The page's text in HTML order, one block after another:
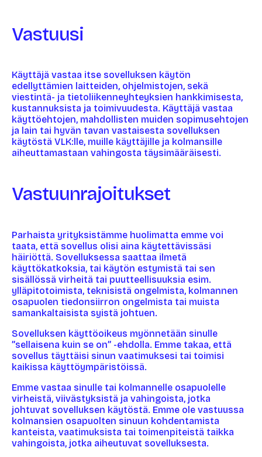
Vastuusi
Käyttäjä vastaa itse sovelluksen käytön
edellyttämien laitteiden, ohjelmistojen, sekä
viestintä- ja tietoliikenneyhteyksien hankkimisesta,
kustannuksista ja toimivuudesta. Käyttäjä vastaa
käyttöehtojen, mahdollisten muiden sopimusehtojen
ja lain tai hyvän tavan vastaisesta sovelluksen
käytöstä VLK:lle, muille käyttäjille ja kolmansille
aiheuttamastaan vahingosta täysimääräisesti.
Vastuunrajoitukset
Parhaista yrityksistämme huolimatta emme voi
taata, että sovellus olisi aina käytettävissäsi
häiriöttä. Sovelluksessa saattaa ilmetä
käyttökatkoksia, tai käytön estymistä tai sen
sisällössä virheitä tai puutteellisuuksia esim.
ylläpitotoimista, teknisistä ongelmista, kolmannen
osapuolen tiedonsiirron ongelmista tai muista
samankaltaisista syistä johtuen.
Sovelluksen käyttöoikeus myönnetään sinulle
”sellaisena kuin se on” -ehdolla. Emme takaa, että
sovellus täyttäisi sinun vaatimuksesi tai toimisi
kaikissa käyttöympäristöissä.
Emme vastaa sinulle tai kolmannelle osapuolelle
virheistä, viivästyksistä ja vahingoista, jotka
johtuvat sovelluksen käytöstä. Emme ole vastuussa
kolmansien osapuolten sinuun kohdentamista
kanteista, vaatimuksista tai toimenpiteistä taikka
vahingoista, jotka aiheutuvat sovelluksesta.